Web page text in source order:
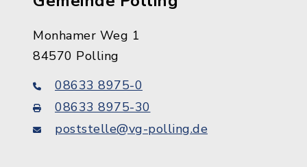
Monhamer Weg 1
84570 Polling
08633 8975-0
08633 8975-30
poststelle@vg-polling.de